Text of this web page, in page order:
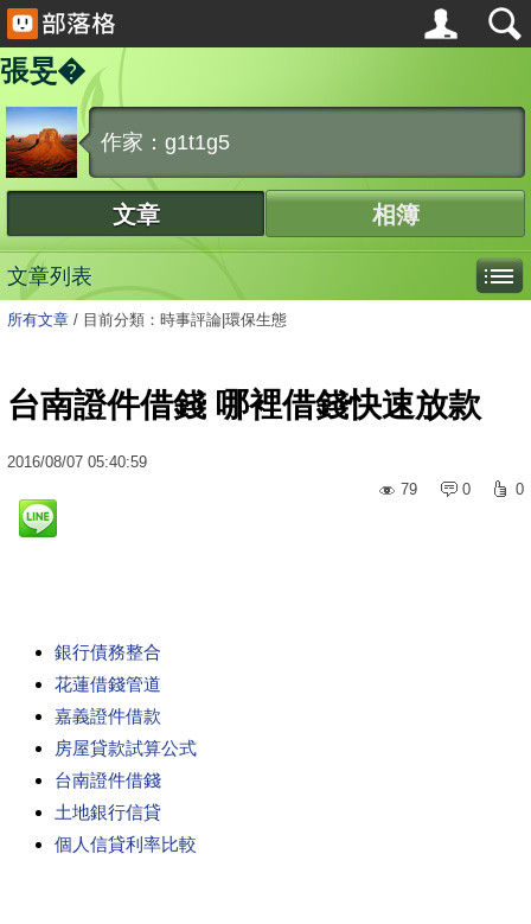
張旻�
作家：g1t1g5
文章 相簿
文章列表
所有文章 / 目前分類：時事評論|環保生態
台南證件借錢 哪裡借錢快速放款
2016/08/07 05:40:59
79
0 0
銀行債務整合
花蓮借錢管道
嘉義證件借款
房屋貸款試算公式
台南證件借錢
土地銀行信貸
個人信貸利率比較